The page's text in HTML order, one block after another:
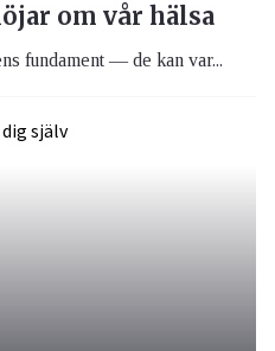
om vår hälsa
fundament — de kan var...